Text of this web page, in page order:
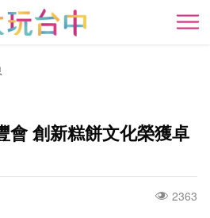
開
會 創新糕餅文化榮獲卓
2363